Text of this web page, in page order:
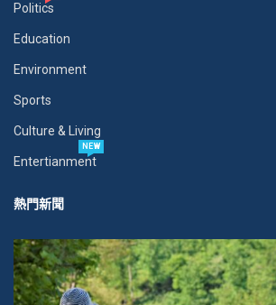
Politics
Education
Environment
Sports
Culture & Living
Entertianment
NEW
熱門新聞